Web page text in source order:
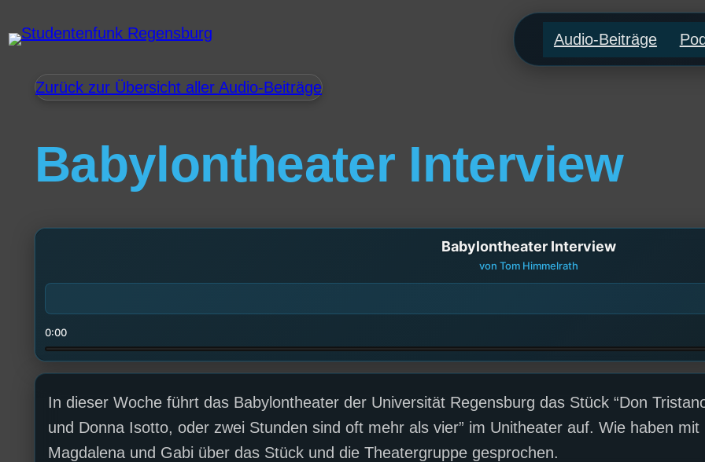
Audio-Beiträge
Zurück zur Übersicht aller Audio-Beiträge
Babylontheater Interview
Babylontheater Interview
von Tom Himmelrath
0:00
In dieser Woche führt das Babylontheater der Universität Regensburg das Stück “Don
und Donna Isotto, oder zwei Stunden sind oft mehr als vier” im Unitheater auf. Wie haben mit
Magdalena und Gabi über das Stück und die Theatergruppe gesprochen.